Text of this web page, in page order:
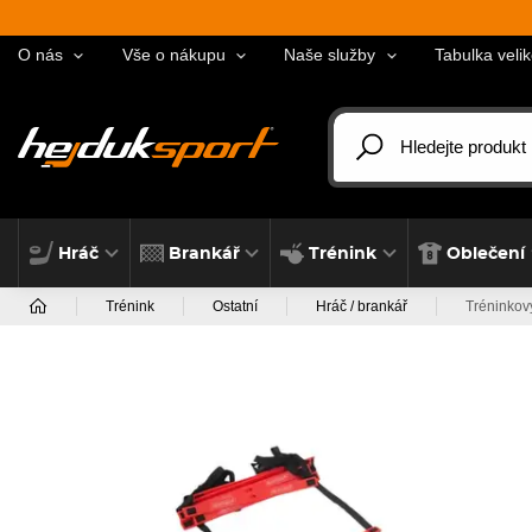
O nás Vše o nákupu Naše služby Tabulka
Hráč Brankář Trénink Oblečení
Trénink Ostatní Hráč / brankář